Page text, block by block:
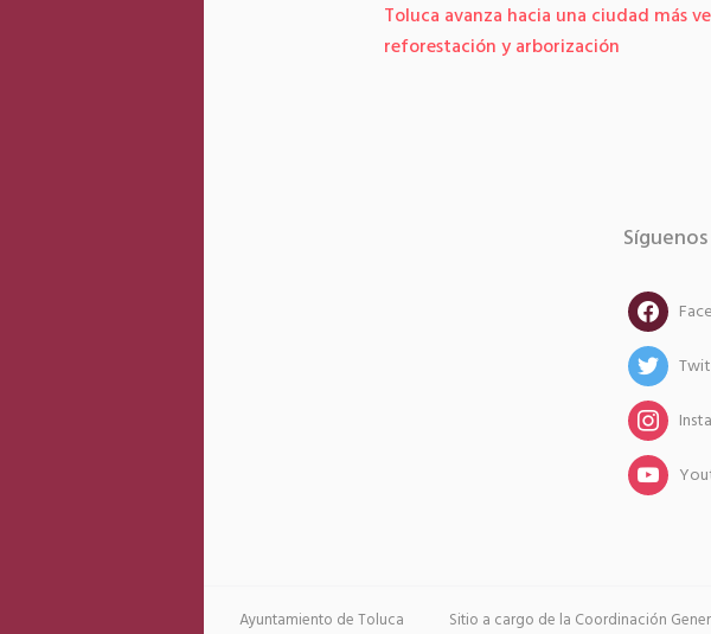
Toluca avanza hacia una ciudad más
reforestación y arborización
Síguenos
facebook
twitter
instagram
instagram
Sitio a cargo de la Coordinación
Ayuntamiento de Toluca